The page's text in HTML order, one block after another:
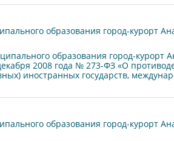
образования город-курорт
образования город-курорт
2008 года № 273-ФЗ «О
иностранных государств,
образования город-курорт